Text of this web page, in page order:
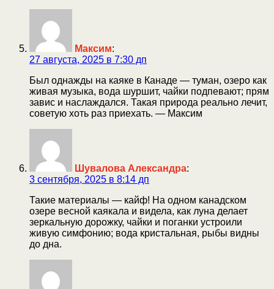
Максим:
27 августа, 2025 в 7:30 дп
Был однажды на каяке в Канаде — туман, озеро как
живая музыка, вода шуршит, чайки подпевают; прям
завис и наслаждался. Такая природа реально лечит,
советую хоть раз приехать. — Максим
Шувалова Александра:
3 сентября, 2025 в 8:14 дп
Такие материалы — кайф! На одном канадском
озере весной каякала и видела, как луна делает
зеркальную дорожку, чайки и поганки устроили
живую симфонию; вода кристальная, рыбы видны
до дна.